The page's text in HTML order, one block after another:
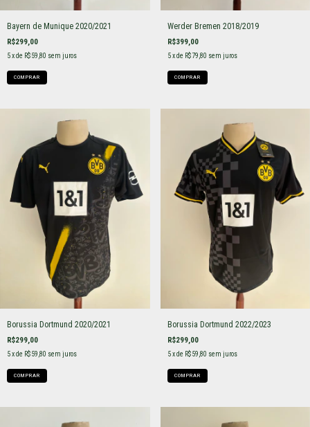
Bayern de Munique 2020/2021
R$299,00
5x de R$59,80 sem juros
COMPRAR
Werder Bremen 2018/2019
R$399,00
5 x de R$79,80 sem juros
COMPRAR
Borussia Dortmund 2020/2021
R$299,00
5x de R$59,80 sem juros
COMPRAR
Borussia Dortmund 2022/2023
R$299,00
5 x de R$59,80 sem juros
COMPRAR